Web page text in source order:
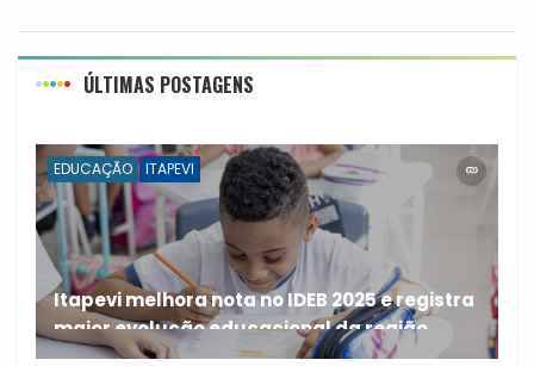
ÚLTIMAS POSTAGENS
EDUCAÇÃO ITAPEVI
Itapevi melhora nota no IDEB 2025 e registra
maior evolução educacional da região
A rede municipal de ensino